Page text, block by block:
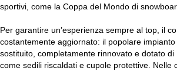
sportivi, come la Coppa del Mondo di
Per garantire un’esperienza sempre al top, il
costantemente aggiornato: il popolare
sostituito, completamente rinnovato e dotato
come sedili riscaldati e cupole protettive. Nelle